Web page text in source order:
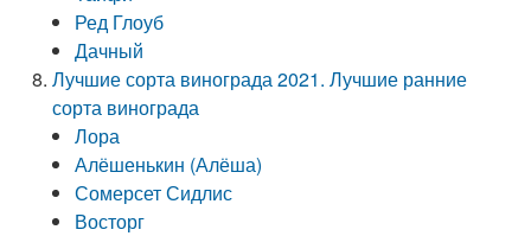
Ред Глоуб
Дачный
Лучшие сорта винограда 2021. Лучшие ранние
сорта винограда
Лора
Алёшенькин (Алёша)
Сомерсет Сидлис
Восторг